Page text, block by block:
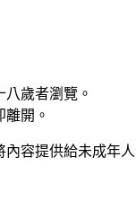
歲者瀏覽。
開。
容提供給未成年人